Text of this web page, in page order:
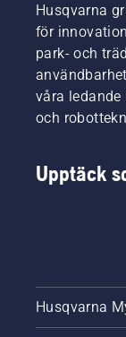
Husqvarna
för
park- och
våra
och
Upptäck
Husqvarna